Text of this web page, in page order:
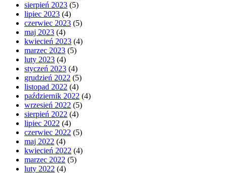
sierpień 2023 (5)
lipiec 2023 (4)
czerwiec 2023 (5)
maj 2023 (4)
kwiecień 2023 (4)
marzec 2023 (5)
luty 2023 (4)
styczeń 2023 (4)
grudzień 2022 (5)
listopad 2022 (4)
październik 2022 (4)
wrzesień 2022 (5)
sierpień 2022 (4)
lipiec 2022 (4)
czerwiec 2022 (5)
maj 2022 (4)
kwiecień 2022 (4)
marzec 2022 (5)
luty 2022 (4)